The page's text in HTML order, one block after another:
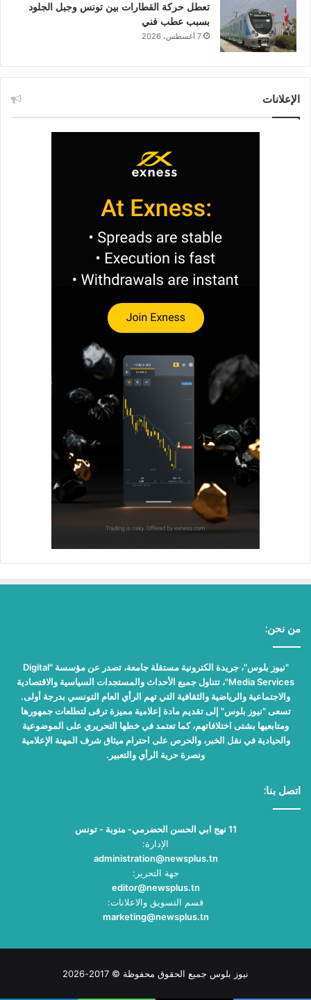
تعطل حركة القطارات بين تونس وجبل الجلود
بسبب عطب فني
7 أغسطس، 2026
الإعلانات
من نحن:
"نيوز بلوس"، جريدة الكترونية مستقلة جامعة، تصدر عن مؤسسة "Digital
Media Services"، تتناول جميع الأحداث والمستجدات السياسية والاقتصادية
والاجتماعية والرياضية والثقافية التي تهم الرأي العام التونسي بدرجة أولى.
تسعى "نيوز بلوس" إلى تقديم مادة إعلامية مميزة ترقى لتطلعات جمهورها
ومتابعيها بشتى اختلافاتهم، كما تعتمد في خطها التحريري على الموضوعية
والحيادية في نقل الخبر، والحرص على احترام ميثاق شرف المهنة الإعلامية
ونصرة حرية الرأي والتعبير.
اتصل بنا:
11 نهج ابي الحسن الحضرمي- منوبة - تونس
الإدارة:
administration@newsplus.tn
جهة التحرير:
editor@newsplus.tn
قسم التسويق والاعلانات:
marketing@newsplus.tn
نيوز بلوس جميع الحقوق محفوظة © 2017-2026